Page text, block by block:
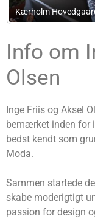
Info om
Olsen
Inge Friis og Aksel
bemærket inden for
bedst kendt som
Moda.
Sammen startede
skabe moderigtigt
passion for design